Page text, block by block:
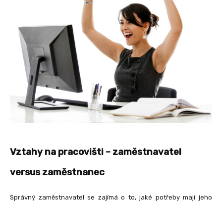
Vztahy na pracovišti – zaměstnavatel
versus zaměstnanec
Správný zaměstnavatel se zajímá o to, jaké potřeby mají jeho